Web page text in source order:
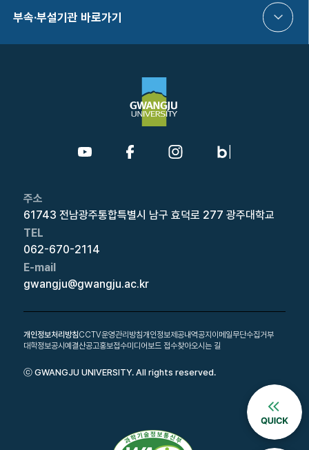
부속·부설기관 바로가기
주소
61743 전남광주통합특별시 남구 효덕로 277 광주대학교
TEL
062-670-2114
E-mail
gwangju@gwangju.ac.kr
개인정보처리방침CCTV운영관리방침개인정보제공내역공지이메일무단수집거부
대학정보공시예결산공고홍보접수미디어보드 접수찾아오시는 길
ⓒ GWANGJU UNIVERSITY. All rights reserved.